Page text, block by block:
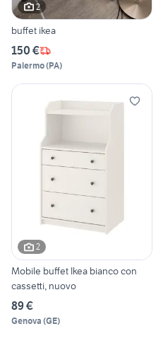
2
buffet ikea
150 €
Palermo(PA)
2
Mobile buffet Ikea bianco con
cassetti, nuovo
89 €
Genova (GE)